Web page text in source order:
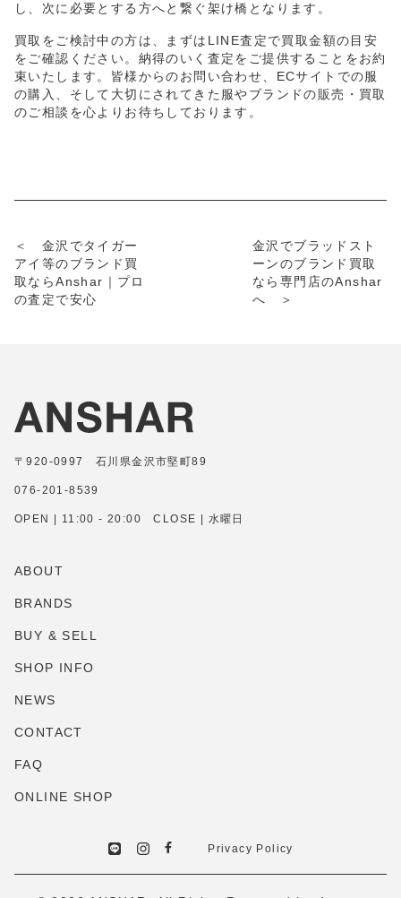
し、次に必要とする方へと繋ぐ架け橋となります。
買取をご検討中の方は、まずはLINE査定で買取金額の目安
をご確認ください。納得のいく査定をご提供することをお約
束いたします。皆様からのお問い合わせ、ECサイトでの服
の購入、そして大切にされてきた服やブランドの販売・買取
のご相談を心よりお待ちしております。
＜ 金沢でタイガー
アイ等のブランド買
取ならAnshar｜プロ
の査定で安心
金沢でブラッドスト
ーンのブランド買取
なら専門店のAnshar
へ ＞
〒920-0997 石川県金沢市堅町89
076-201-8539
OPEN | 11:00 - 20:00 CLOSE | 水曜日
ABOUT
BRANDS
BUY & SELL
SHOP INFO
NEWS
CONTACT
FAQ
ONLINE SHOP
Privacy Policy